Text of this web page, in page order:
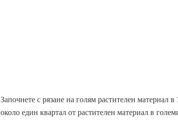
Започнете с рязане на голям растителен материал
около един квартал от растителен материал в